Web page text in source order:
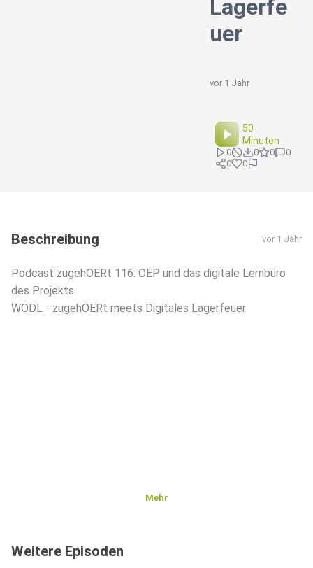
Lagerfe
uer
vor 1 Jahr
50
Minuten
0 0 0
0
0
0
Beschreibung vor 1 Jahr
Podcast zugehOERt 116: OEP und das digitale Lernbüro
des Projekts
WODL - zugehOERt meets Digitales Lagerfeuer
Mehr
Weitere Episoden